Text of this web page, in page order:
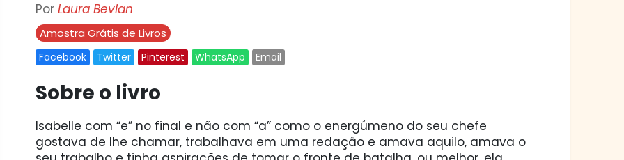
Por Laura Bevian
Amostra Grátis de Livros
Facebook Twitter Pinterest WhatsApp Email
Sobre o livro
Isabelle com “e” no final e não com “a” como o energúmeno do seu chefe
gostava de lhe chamar, trabalhava em uma redação e amava aquilo, amava o